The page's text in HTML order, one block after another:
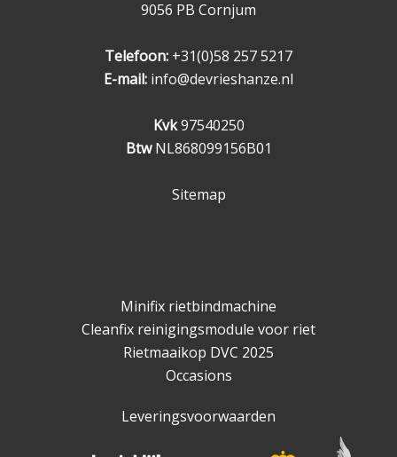
9056 PB Cornjum
Telefoon: +31(0)58 257 5217
E-mail: info@devrieshanze.nl
Kvk97540250
BtwNL868099156B01
Sitemap
Minifix rietbindmachine
Cleanfix reinigingsmodule voor riet
Rietmaaikop DVC 2025
Occasions
Leveringsvoorwaarden